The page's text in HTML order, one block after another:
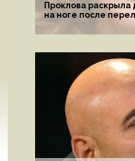
Проклова
на ноге после
ходить»